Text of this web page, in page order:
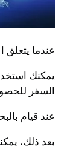
عندما
السفر
عند قيام
بعد ذلك،